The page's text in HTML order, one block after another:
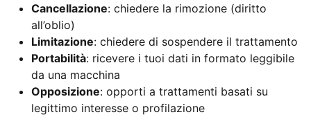
Cancellazione: chiedere la rimozione (diritto
all’oblio)
Limitazione: chiedere di sospendere il trattamento
Portabilità: ricevere i tuoi dati in formato leggibile
da una macchina
Opposizione: opporti a trattamenti basati su
legittimo interesse o profilazione